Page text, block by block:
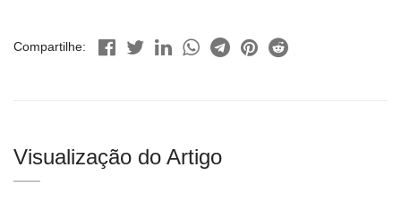
Compartilhe:
Visualização do Artigo